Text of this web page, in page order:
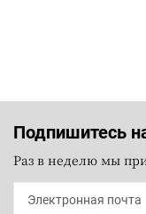
Подпишитесь
Раз в неделю мы